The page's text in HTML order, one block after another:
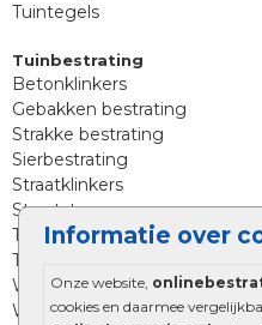
Informatie over
Onze website,
cookies en daarmee
Tuintegels
Tuinbestrating
Betonklinkers
Gebakken bestrating
Strakke bestrating
Sierbestrating
Straatklinkers
Straatstenen
Trommelstenen
Tuinstenen
Waalformaat
Wildverband bestrating